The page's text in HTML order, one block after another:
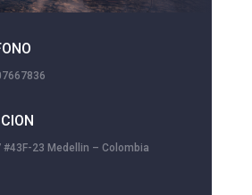
#43F-23 Medellin – Colombia